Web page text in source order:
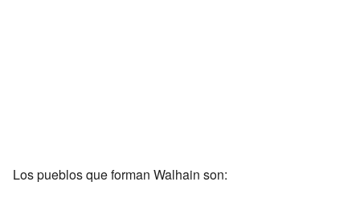
Los pueblos que forman Walhain son: